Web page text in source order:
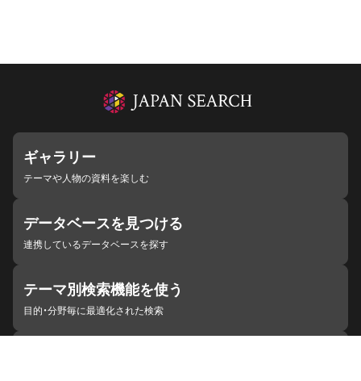
ギャラリー
テーマや人物の資料を楽しむ
データベースを見つける
連携しているデータベースを探す
テーマ別検索機能を使う
目的・分野毎に最適化された検索